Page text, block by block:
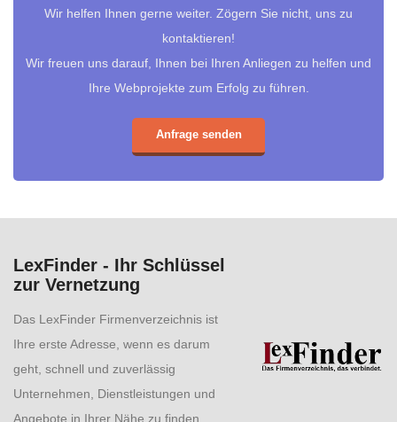
Wir helfen Ihnen gerne weiter. Zögern Sie nicht, uns zu
kontaktieren!
Wir freuen uns darauf, Ihnen bei Ihren Anliegen zu helfen und
Ihre Webprojekte zum Erfolg zu führen.
Anfrage senden
LexFinder - Ihr Schlüssel
zur Vernetzung
Das LexFinder Firmenverzeichnis ist
Ihre erste Adresse, wenn es darum
geht, schnell und zuverlässig
Unternehmen, Dienstleistungen und
Angebote in Ihrer Nähe zu finden.